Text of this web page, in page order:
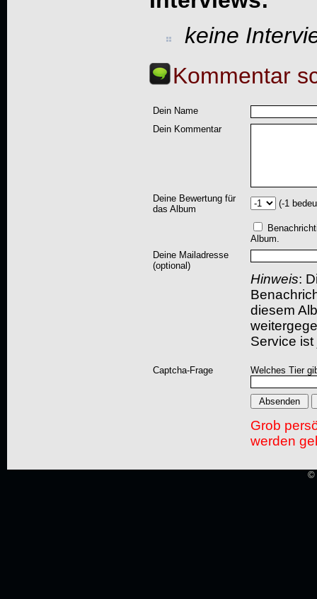
keine
Kommentar
Dein Name
Dein Kommentar
Deine Bewertung für
das Album
(-1
Album.
Deine Mailadresse
(optional)
Hinweis:
diesem
Service
Captcha-Frage Welches Tier
Grob
werden
©